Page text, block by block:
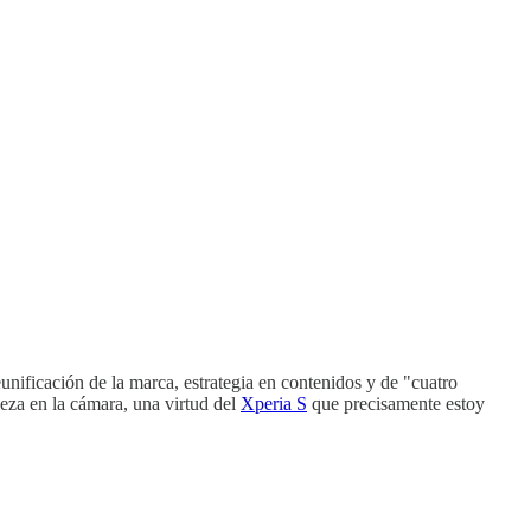
de la marca, estrategia en contenidos y de "cuatro
en la cámara, una virtud del Xperia S que precisamente estoy